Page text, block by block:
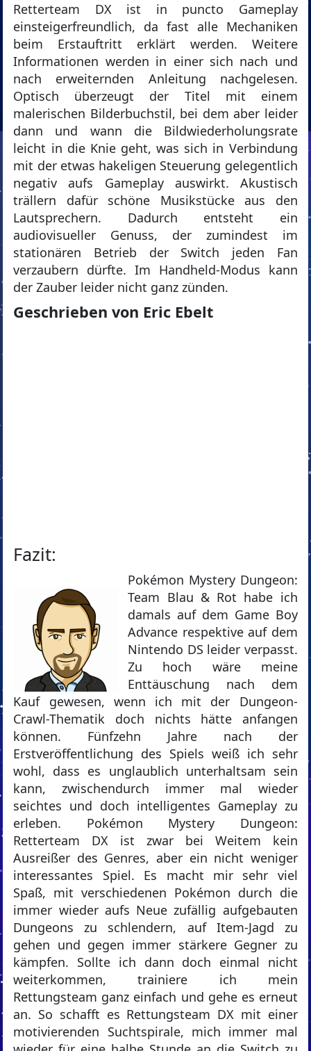
Retterteam DX ist in puncto Gameplay
einsteigerfreundlich, da fast alle Mechaniken
beim Erstauftritt erklärt werden. Weitere
Informationen werden in einer sich nach und
nach erweiternden Anleitung nachgelesen.
Optisch überzeugt der Titel mit einem
malerischen Bilderbuchstil, bei dem aber leider
dann und wann die Bildwiederholungsrate
leicht in die Knie geht, was sich in Verbindung
mit der etwas hakeligen Steuerung gelegentlich
negativ aufs Gameplay auswirkt. Akustisch
trällern dafür schöne Musikstücke aus den
Lautsprechern. Dadurch entsteht ein
audiovisueller Genuss, der zumindest im
stationären Betrieb der Switch jeden Fan
verzaubern dürfte. Im Handheld-Modus kann
der Zauber leider nicht ganz zünden.
Geschrieben von Eric Ebelt
Fazit:
Pokémon Mystery Dungeon:
Team Blau & Rot habe ich
damals auf dem Game Boy
Advance respektive auf dem
Nintendo DS leider verpasst.
Zu hoch wäre meine
Enttäuschung nach dem
Kauf gewesen, wenn ich mit der Dungeon-
Crawl-Thematik doch nichts hätte anfangen
können. Fünfzehn Jahre nach der
Erstveröffentlichung des Spiels weiß ich sehr
wohl, dass es unglaublich unterhaltsam sein
kann, zwischendurch immer mal wieder
seichtes und doch intelligentes Gameplay zu
erleben. Pokémon Mystery Dungeon:
Retterteam DX ist zwar bei Weitem kein
Ausreißer des Genres, aber ein nicht weniger
interessantes Spiel. Es macht mir sehr viel
Spaß, mit verschiedenen Pokémon durch die
immer wieder aufs Neue zufällig aufgebauten
Dungeons zu schlendern, auf Item-Jagd zu
gehen und gegen immer stärkere Gegner zu
kämpfen. Sollte ich dann doch einmal nicht
weiterkommen, trainiere ich mein
Rettungsteam ganz einfach und gehe es erneut
an. So schafft es Rettungsteam DX mit einer
motivierenden Suchtspirale, mich immer mal